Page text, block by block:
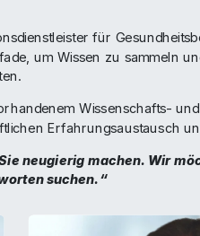
für
um Wissen zu sammeln
Wissenschafts-
Erfahrungsaustausch
neugierig machen. Wir
suchen.“